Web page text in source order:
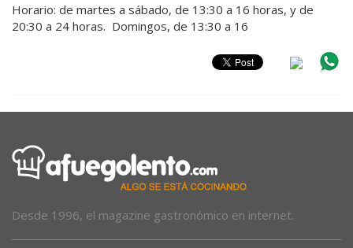
Horario: de martes a sábado, de 13:30 a 16 horas, y de
20:30 a 24 horas. Domingos, de 13:30 a 16
Desde 1996, el magazine gastronómico en internet.